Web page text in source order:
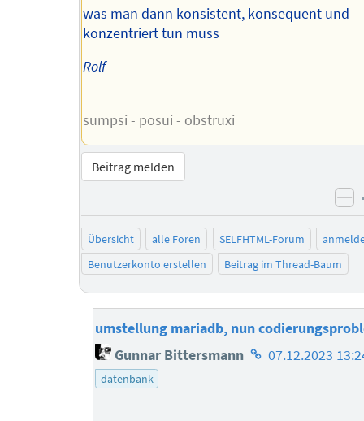
was man dann konsistent, konsequent und
konzentriert tun muss
Rolf
--
sumpsi - posui - obstruxi
Beitrag melden
Übersicht alle Foren SELFHTML-Forum
Benutzerkonto erstellen
Beitrag im Thread-Baum
umstellung mariadb, nun
Gunnar Bittersmann Homepage
07.12.2023
datenbank